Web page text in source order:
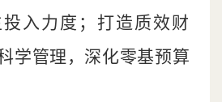
入力度；打造质效财
学管理，深化零基预算